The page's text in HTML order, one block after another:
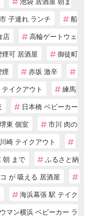
子連れ ランチ
船
店
高輪ゲートウェ
可 居酒屋
御徒町
赤坂 激辛
イクアウト
練馬
日本橋 ベビーカー
堺東 個室
市川 肉の
川崎 テイクアウト
朝 まで
ふるさと納
が 吸える 居酒屋
海浜幕張 駅 テイク
マン横浜 ベビーカー ラ